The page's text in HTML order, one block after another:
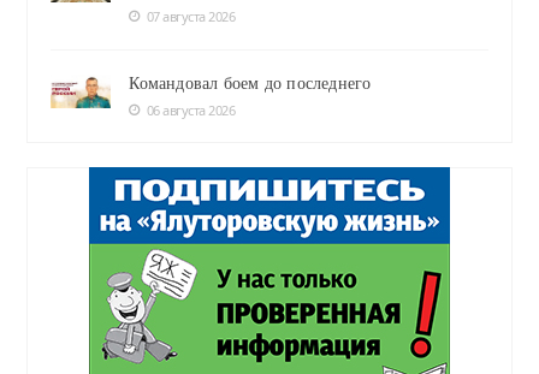
07 августа 2026
Командовал боем до последнего
06 августа 2026